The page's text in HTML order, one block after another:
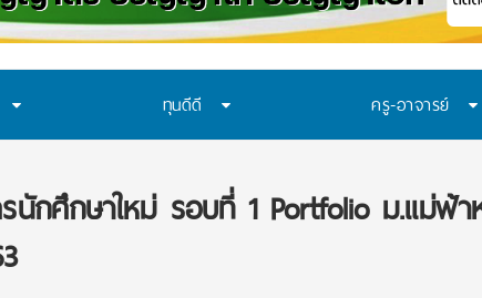
ทุนดีดี ครู-อาจารย์
รนักศึกษาใหม่ รอบที่ 1 Portfolio ม.แม่ฟ้า